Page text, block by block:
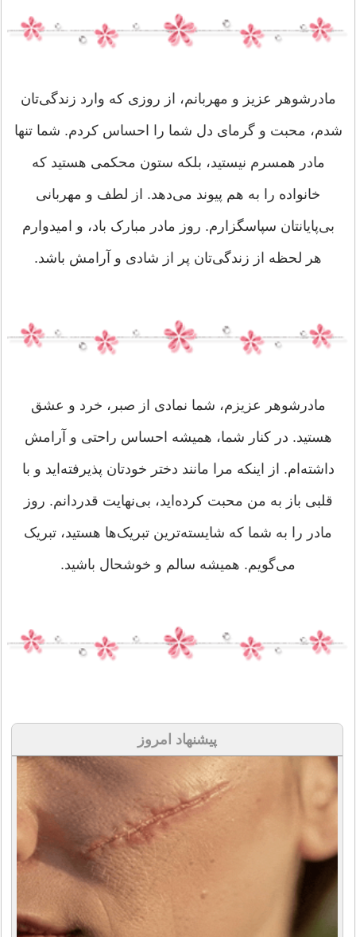
مادرشوهر عزیز و مهربانم، از روزی که وارد زندگی‌تان
شدم، محبت و گرمای دل شما را احساس کردم. شما تنها
مادر همسرم نیستید، بلکه ستون محکمی هستید که
خانواده را به هم پیوند می‌دهد. از لطف و مهربانی
بی‌پایانتان سپاسگزارم. روز مادر مبارک باد، و امیدوارم
هر لحظه از زندگی‌تان پر از شادی و آرامش باشد.
مادرشوهر عزیزم، شما نمادی از صبر، خرد و عشق
هستید. در کنار شما، همیشه احساس راحتی و آرامش
داشته‌ام. از اینکه مرا مانند دختر خودتان پذیرفته‌اید و با
قلبی باز به من محبت کرده‌اید، بی‌نهایت قدردانم. روز
مادر را به شما که شایسته‌ترین تبریک‌ها هستید، تبریک
می‌گویم. همیشه سالم و خوشحال باشید.
پیشنهاد امروز